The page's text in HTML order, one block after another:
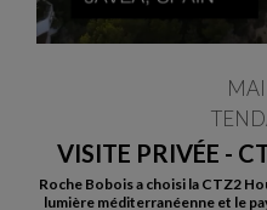
VISITE PRIVÉE -
Roche Bobois a choisi la CTZ2
lumière méditerranéenne et le